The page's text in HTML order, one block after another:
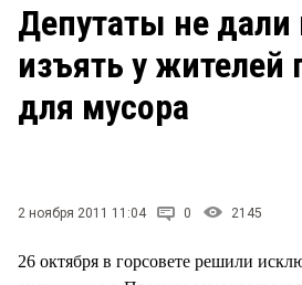
ЗАКОН
НОВОСТИ КОМПАНИЙ
Депутаты не дали
изъять у
для мусора
2 ноября 2011 11:04 0 2145
26 октября в горсовете решили